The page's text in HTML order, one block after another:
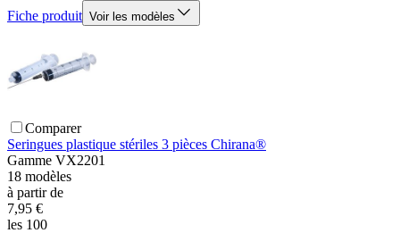
Fiche produit Voir les modèles
Comparer
Seringues plastique stériles 3 pièces Chirana®
Gamme VX2201
18 modèles
à partir de
7,95 €
les 100